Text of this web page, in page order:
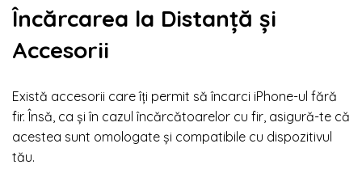
Încărcarea la Distanță și
Accesorii
Există accesorii care îți permit să încarci iPhone-ul fără
fir. Însă, ca și în cazul încărcătoarelor cu fir, asigură-te că
acestea sunt omologate și compatibile cu dispozitivul
tău.